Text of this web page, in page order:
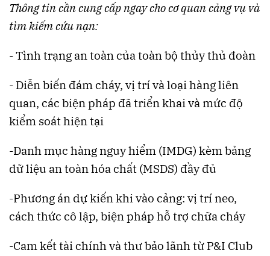
Thông tin cần cung cấp ngay cho cơ quan cảng vụ và
tìm kiếm cứu nạn:
- Tình trạng an toàn của toàn bộ thủy thủ đoàn
- Diễn biến đám cháy, vị trí và loại hàng liên
quan, các biện pháp đã triển khai và mức độ
kiểm soát hiện tại
-Danh mục hàng nguy hiểm (IMDG) kèm bảng
dữ liệu an toàn hóa chất (MSDS) đầy đủ
-Phương án dự kiến khi vào cảng: vị trí neo,
cách thức cô lập, biện pháp hỗ trợ chữa cháy
-Cam kết tài chính và thư bảo lãnh từ P&I Club